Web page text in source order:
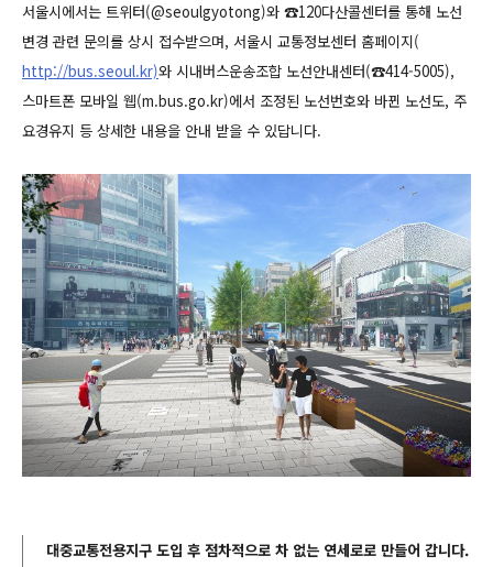
서울시에서는 트위터(@seoulgyotong)와 ☎120다산콜센터를 통해 노선
변경 관련 문의를 상시 접수받으며, 서울시 교통정보센터 홈페이지(
http://bus.seoul.kr)와 시내버스운송조합 노선안내센터(☎414-5005),
스마트폰 모바일 웹(m.bus.go.kr)에서 조정된 노선번호와 바뀐 노선도, 주
요경유지 등 상세한 내용을 안내 받을 수 있답니다.
대중교통전용지구 도입 후 점차적으로 차 없는 연세로로 만들어 갑니다.